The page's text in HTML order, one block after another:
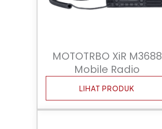
MOTOTRBO XiR M3688
Mobile Radio
LIHAT PRODUK